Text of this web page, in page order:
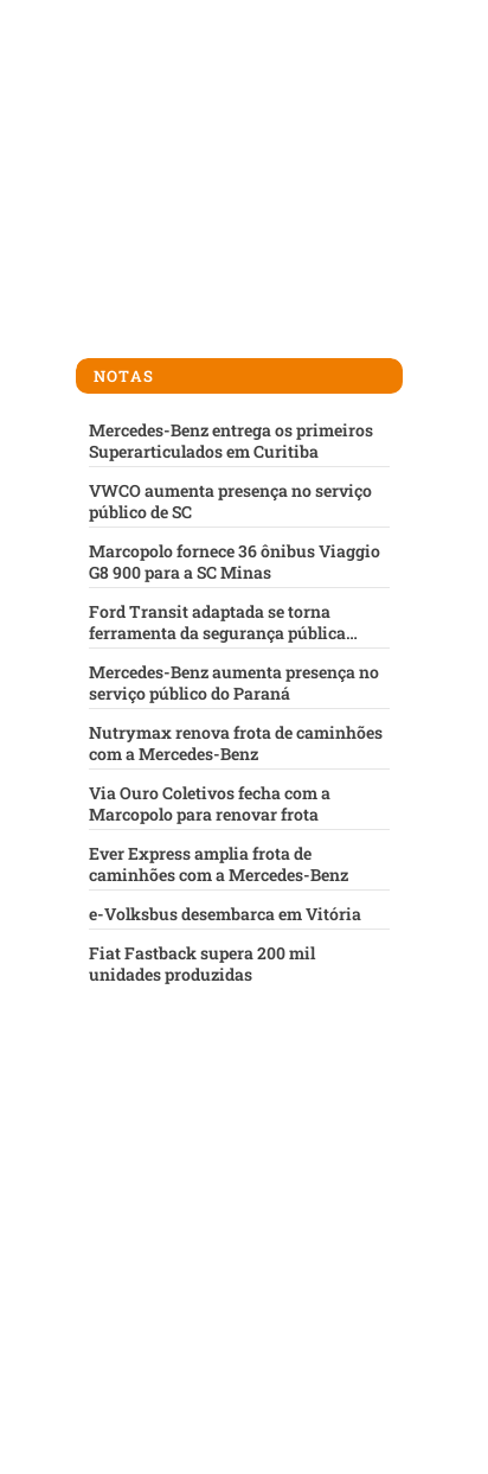
NOTAS
Mercedes-Benz entrega os primeiros
Superarticulados em Curitiba
VWCO aumenta presença no serviço
público de SC
Marcopolo fornece 36 ônibus Viaggio
G8 900 para a SC Minas
Ford Transit adaptada se torna
ferramenta da segurança pública
baiana
Mercedes-Benz aumenta presença no
serviço público do Paraná
Nutrymax renova frota de caminhões
com a Mercedes-Benz
Via Ouro Coletivos fecha com a
Marcopolo para renovar frota
Ever Express amplia frota de
caminhões com a Mercedes-Benz
e-Volksbus desembarca em Vitória
Fiat Fastback supera 200 mil
unidades produzidas